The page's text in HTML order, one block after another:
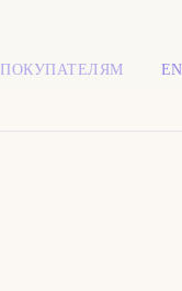
ПОКУПАТЕЛЯМ EN